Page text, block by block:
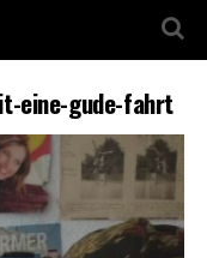
eine-gude-fahrt